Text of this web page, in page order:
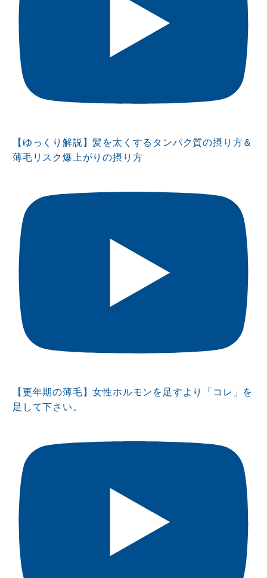
【ゆっくり解説】髪を太くするタンパク質の摂り方＆
薄毛リスク爆上がりの摂り方
【更年期の薄毛】女性ホルモンを足すより「コレ」を
足して下さい。